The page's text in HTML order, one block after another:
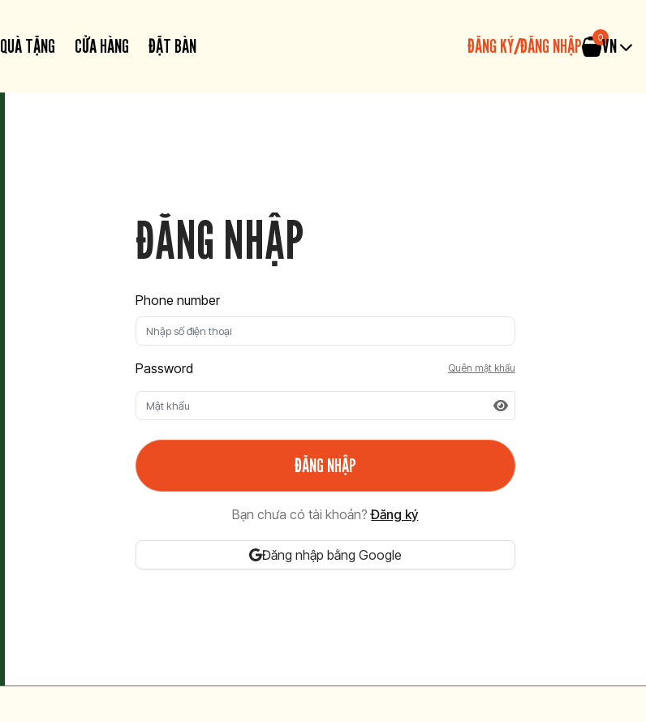
QUÀ TẶNG CỬA HÀNG ĐẶT BÀN ĐĂNG KÝ/ĐĂNG NHẬP 0VN
ĐĂNG NHẬP
Phone number
Password Quên mật khẩu
Bạn chưa có tài khoản?Đăng ký
Đăng nhập bằng Google